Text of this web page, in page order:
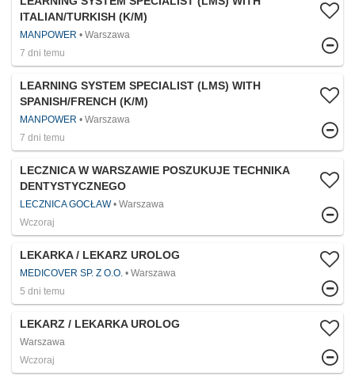
ITALIAN/TURKISH (K/M)
MANPOWER
Warszawa
7 dni temu
LEARNING SYSTEM SPECIALIST (LMS) WITH
SPANISH/FRENCH (K/M)
MANPOWER
Warszawa
7 dni temu
LECZNICA W WARSZAWIE POSZUKUJE TECHNIKA
DENTYSTYCZNEGO
LECZNICA GOCŁAW
Warszawa
Wczoraj
LEKARKA / LEKARZ UROLOG
MEDICOVER SP. Z O.O.
Warszawa
5 dni temu
LEKARZ / LEKARKA UROLOG
Warszawa
Wczoraj